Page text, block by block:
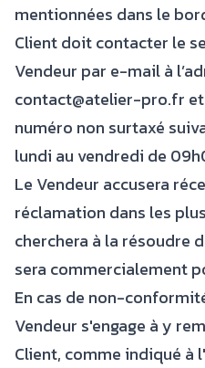
mentionnées dans le
Client doit contacter le
Vendeur par e-mail à
contact@atelier-pro.fr
numéro non surtaxé
lundi au vendredi de
Le Vendeur accusera
réclamation dans les
cherchera à la résoudre
sera commercialement
En cas de non-
Vendeur s'engage à y
Client, comme indiqué à